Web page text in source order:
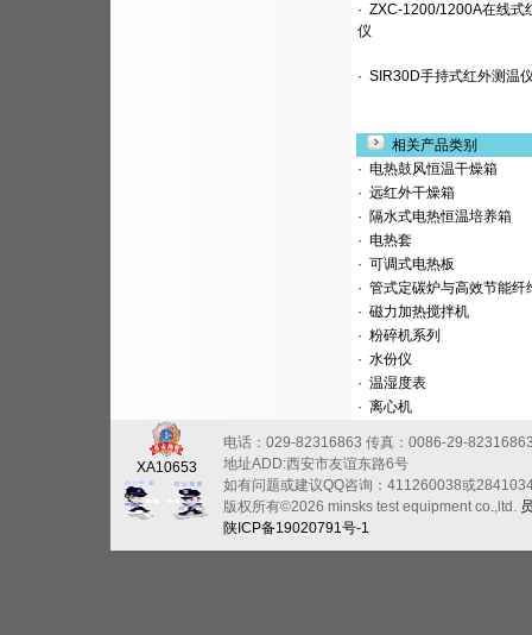
· ZXC-1200/1200A在线式
仪
· SIR30D手持式红外测温
相关产品类别
· 电热鼓风恒温干燥箱
· 远红外干燥箱
· 隔水式电热恒温培养箱
· 电热套
· 可调式电热板
· 管式定碳炉与高效节能纤
· 磁力加热搅拌机
· 粉碎机系列
· 水份仪
· 温湿度表
· 离心机
XA10653
电话：029-82316863 传真：0086-29-
地址ADD:西安市友谊东路6号
如有问题或建议QQ咨询：411260038或
版权所有©2026 minsks test equipment co.,ltd.
陕ICP备19020791号-1